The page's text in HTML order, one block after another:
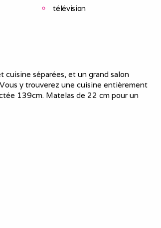
télévision
séparées, et un grand salon
y trouverez une cuisine entièrement
139cm. Matelas de 22 cm pour un